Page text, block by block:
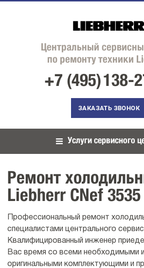
Центральный
по ремонту техники
+7 (495)138-
ЗАКАЗАТЬ ЗВОНОК
Услуги сервисного
Ремонт
Liebherr CNef 3535
Профессиональный ремонт
специалистами центрального
Квалифицированный инженер
Вас время со всеми необходимыми
оригинальными комплектующими и